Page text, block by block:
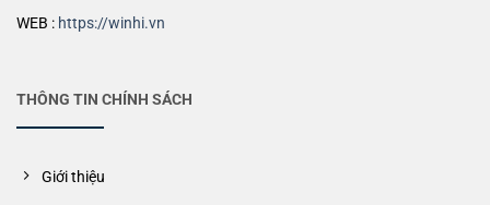
WEB : https://winhi.vn
THÔNG TIN CHÍNH SÁCH
Giới thiệu